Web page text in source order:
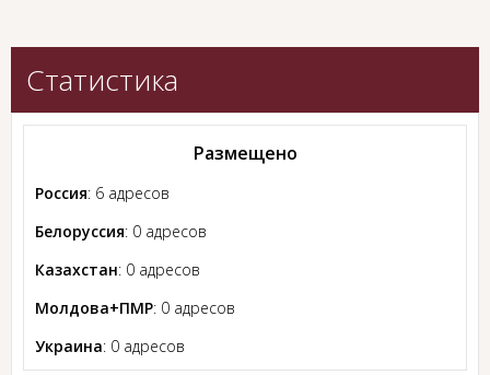
Статистика
Размещено
Россия: 6 адресов
Белоруссия: 0 адресов
Казахстан: 0 адресов
Молдова+ПМР: 0 адресов
Украина: 0 адресов